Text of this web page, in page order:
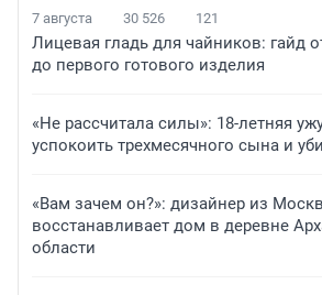
7 августа 30 526 121
Лицевая гладь для чайников: гайд
до первого готового изделия
«Не рассчитала силы»: 18-летняя
успокоить трехмесячного сына и
«Вам зачем он?»: дизайнер из
восстанавливает дом в деревне
области